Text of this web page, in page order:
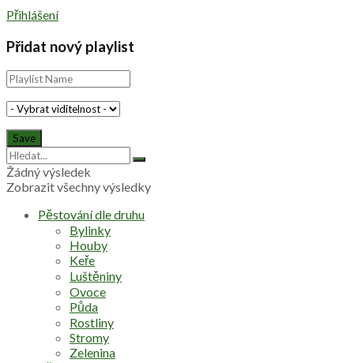
Přihlášení
Přidat nový playlist
Žádný výsledek
Zobrazit všechny výsledky
Pěstování dle druhu
Bylinky
Houby
Keře
Luštěniny
Ovoce
Půda
Rostliny
Stromy
Zelenina